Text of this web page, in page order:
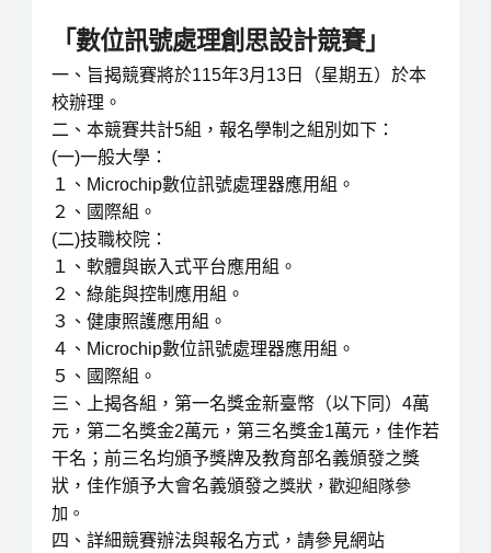
「數位訊號處理創思設計競賽」
一、旨揭競賽將於115年3月13日（星期五）於本
校辦理。
二、本競賽共計5組，報名學制之組別如下：
(一)一般大學：
１、Microchip數位訊號處理器應用組。
２、國際組。
(二)技職校院：
１、軟體與嵌入式平台應用組。
２、綠能與控制應用組。
３、健康照護應用組。
４、Microchip數位訊號處理器應用組。
５、國際組。
三、上揭各組，第一名獎金新臺幣（以下同）4萬
元，第二名獎金2萬元，第三名獎金1萬元，佳作若
干名；前三名均頒予獎牌及教育部名義頒發之獎
狀，佳作頒予大會名義頒發之獎狀，歡迎組隊參
加。
四、詳細競賽辦法與報名方式，請參見網站